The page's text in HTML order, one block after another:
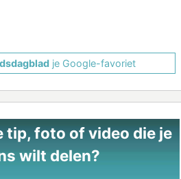
je Google-favoriet
tip, foto of video die je
wilt delen?